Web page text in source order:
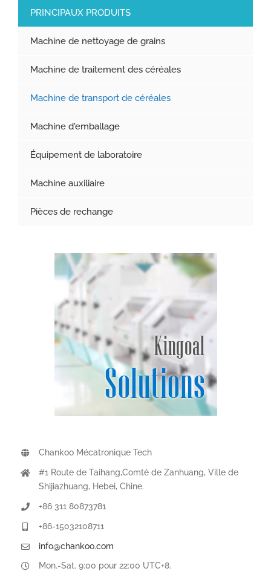
PRINCIPAUX PRODUITS
Machine de nettoyage de grains
Machine de traitement des céréales
Machine de transport de céréales
Machine d'emballage
Équipement de laboratoire
Machine auxiliaire
Pièces de rechange
Chankoo Mécatronique Tech
#1 Route de Taihang,Comté de Zanhuang, Ville de
Shijiazhuang, Hebei, Chine.
+86 311 80873781
+86-15032108711
info@chankoo.com
Mon.-Sat. 9:00 pour 22:00 UTC+8.